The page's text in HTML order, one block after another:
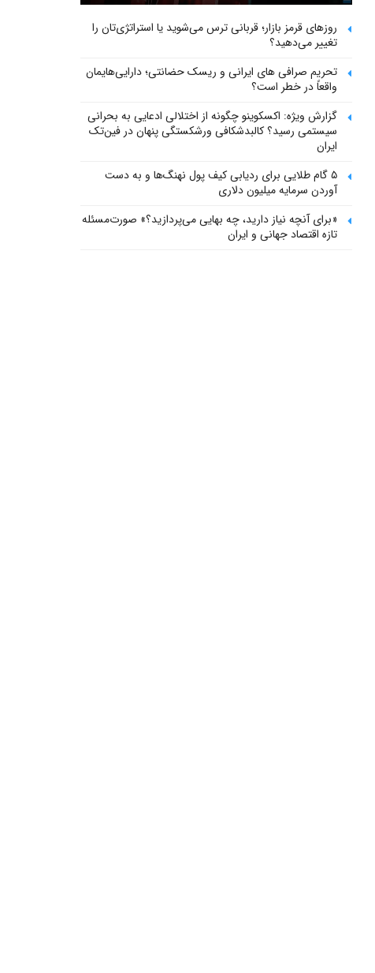
روزهای قرمز بازار؛ قربانی ترس می‌شوید یا استراتژی‌تان را
تغییر می‌دهید؟
تحریم صرافی های ایرانی و ریسک حضانتی؛ دارایی‌هایمان
واقعاً در خطر است؟
گزارش ویژه: اکسکوینو چگونه از اختلالی ادعایی به بحرانی
سیستمی رسید؟ کالبدشکافی ورشکستگی پنهان در فین‌تک
ایران
۵ گام طلایی برای ردیابی کیف پول‌ نهنگ‌ها و به دست
آوردن سرمایه میلیون دلاری
«برای آنچه نیاز دارید، چه بهایی می‌پردازید؟» صورت‌مسئله
تازه اقتصاد جهانی و ایران